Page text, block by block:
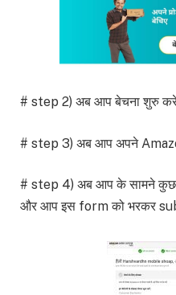
# step 2) अब आप बेचना शुरु
# step 3) अब आप अपने
# step 4) अब आप के सामने कुछ
और आप इस form को भरकर